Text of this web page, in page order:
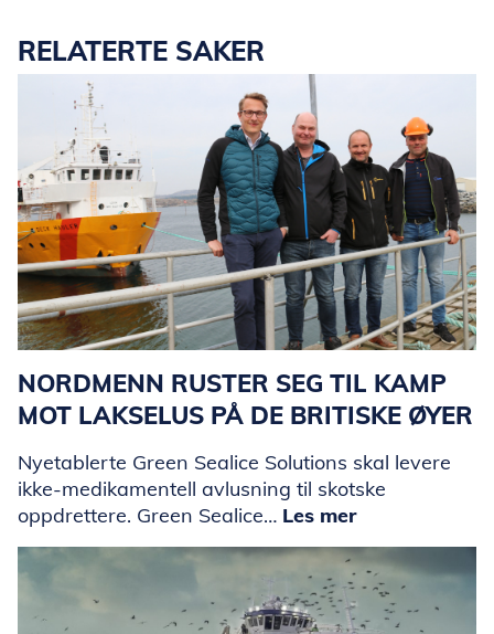
RELATERTE SAKER
NORDMENN RUSTER SEG TIL KAMP
MOT LAKSELUS PÅ DE BRITISKE ØYER
Nyetablerte Green Sealice Solutions skal levere
ikke-medikamentell avlusning til skotske
oppdrettere. Green Sealice… Les mer